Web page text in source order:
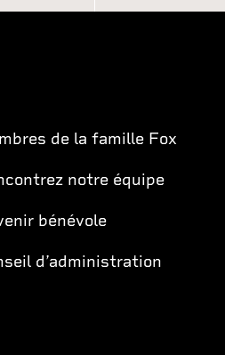
de la famille Fox
notre équipe
bénévole
d’administration